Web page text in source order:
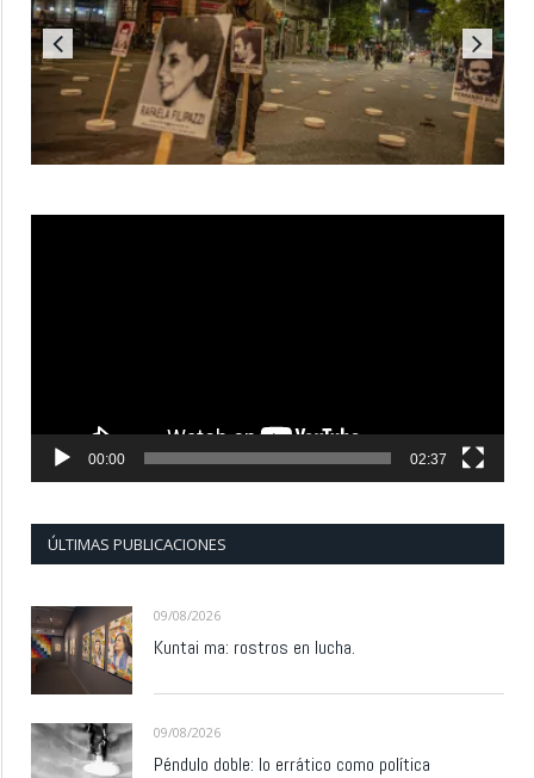
00:00 02:37
ÚLTIMAS PUBLICACIONES
09/08/2026
Kuntai ma: rostros en lucha.
09/08/2026
Péndulo doble: lo errático como política